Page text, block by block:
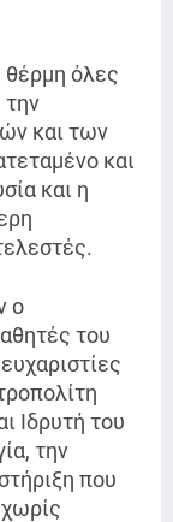
θέρμη όλες
την
και των
και
και η
ο
του
Ιδρυτή του
την
που